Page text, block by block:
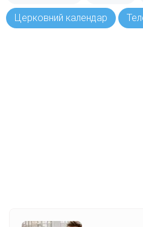
Церковний календар